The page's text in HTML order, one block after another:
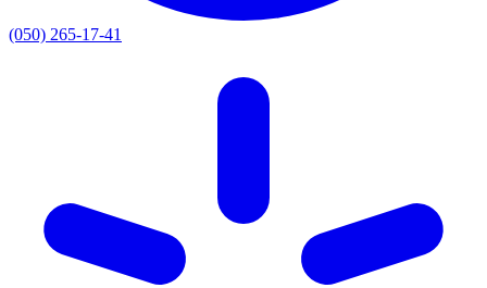
(050) 265-17-41